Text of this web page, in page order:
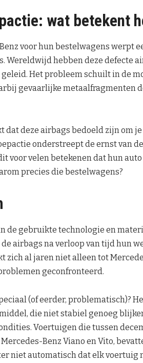
wat betekent
voor hun bestelwagens werpt
Wereldwijd hebben deze defecte
Het probleem schuilt in de
gevaarlijke metaalfragmenten
deze airbags bedoeld zijn om
onderstreept de ernst van
voor velen betekenen dat hun
precies die bestelwagens?
de gebruikte technologie en
airbags na verloop van tijd hun
al jaren niet alleen tot
geconfronteerd.
(of eerder, problematisch)?
die niet stabiel genoeg
Voertuigen die tussen
Benz Viano en Vito,
niet automatisch dat elk voertuig